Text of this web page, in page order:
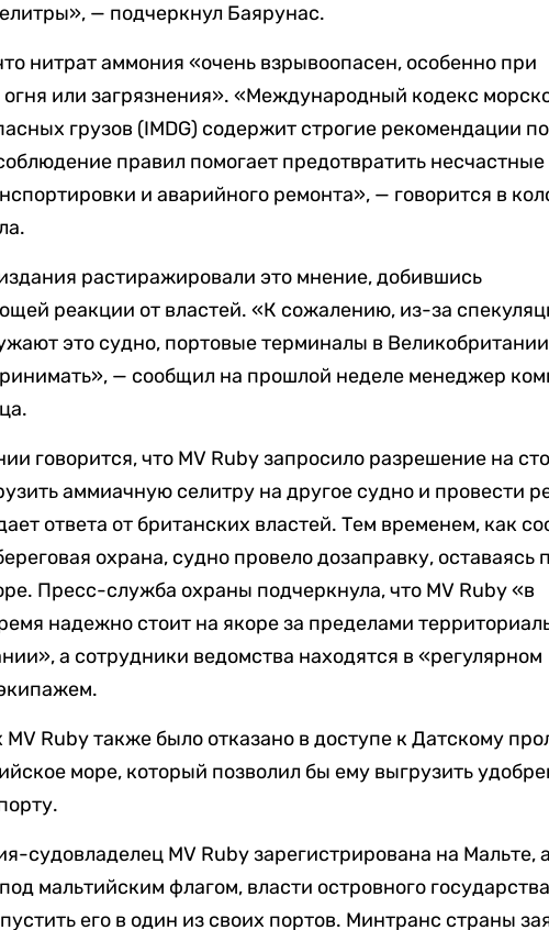
— подчеркнул Баярунас.
нитрат аммония «очень взрывоопасен, особенно при
огня или загрязнения». «Международный кодекс
грузов (IMDG) содержит строгие рекомендации
правил помогает предотвратить несчастные
и аварийного ремонта», — говорится в
растиражировали это мнение, добившись
реакции от властей. «К сожалению, из-за
это судно, портовые терминалы в
— сообщил на прошлой неделе менеджер
говорится, что MV Ruby запросило разрешение на
аммиачную селитру на другое судно и провести
ответа от британских властей. Тем временем, как
охрана, судно провело дозаправку, оставаясь
Пресс-служба охраны подчеркнула, что MV Ruby «в
надежно стоит на якоре за пределами
а сотрудники ведомства находятся в «регулярном
Ruby также было отказано в доступе к Датскому
море, который позволил бы ему выгрузить
судовладелец MV Ruby зарегистрирована на Мальте,
мальтийским флагом, власти островного
его в один из своих портов. Минтранс страны